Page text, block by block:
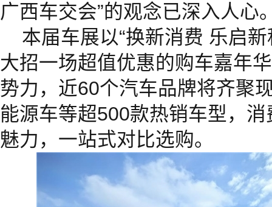
广西车交会”的观念已深入人心
本届车展以“换新消费 乐启
大招一场超值优惠的购车嘉年
势力，近60个汽车品牌将齐聚
能源车等超500款热销车型，
魅力，一站式对比选购。